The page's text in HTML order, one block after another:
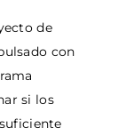
de
con
si los